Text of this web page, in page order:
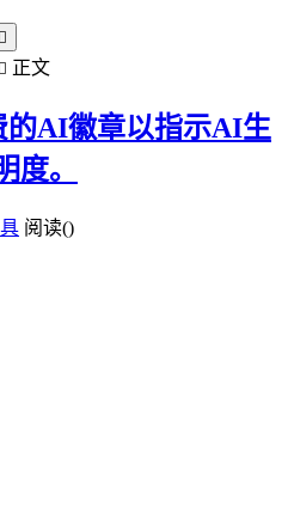

 正文
的AI徽章以指示AI生
度。
阅读()